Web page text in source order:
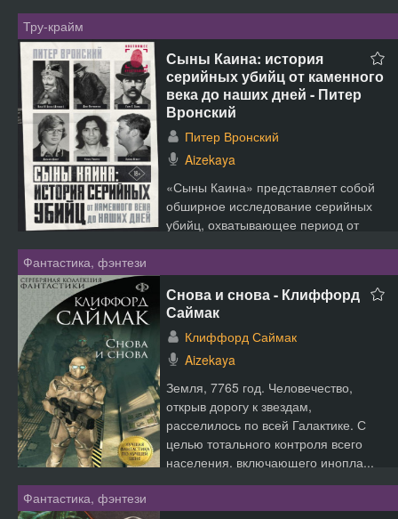
Тру-крайм
Сыны Каина: история
серийных убийц от каменного
века до наших дней - Питер
Вронский
Питер Вронский
Aizekaya
«Сыны Каина» представляет собой
обширное исследование серийных
убийц, охватывающее период от
Фантастика, фэнтези
Снова и снова - Клиффорд
Саймак
Клиффорд Саймак
Aizekaya
Земля, 7765 год. Человечество,
открыв дорогу к звездам,
расселилось по всей Галактике. С
целью тотального контроля всего
населения, включающего инопла...
Фантастика, фэнтези